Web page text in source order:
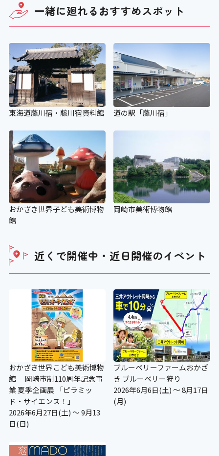
〇
エスカレーター
×
エスカレーター音声案内
×
スロープ
〇 120cm
×
施設内部の段差
×
設備
車いすの貸し出し
一緒に廻れるおすすめスポット
東海道藤川宿・藤川宿資料館 道の駅「藤川宿」
おかざき世界子ども美術博物
館
岡崎市美術博物館
近くで開催中・近日開催のイベント
おかざき世界こども美術博物
館 岡崎市制110周年記念事
業 夏季企画展 「ピラミッ
ド・サイエンス！」
2026年6月27日(土) ～ 9月13
日(日)
ブルーベリーファームおかざ
き ブルーベリー狩り
2026年6月6日(土) ～ 8月17日
(月)